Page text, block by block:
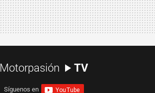
Motorpasión TV
Síguenos en